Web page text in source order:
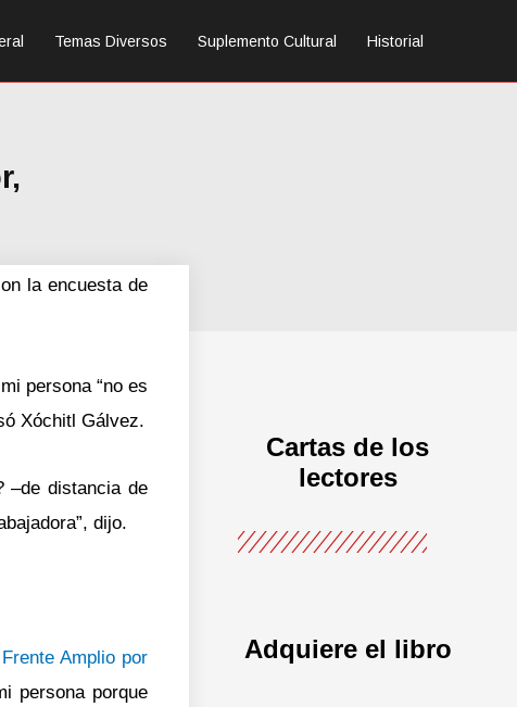
Temas Diversos Suplemento Cultural Historial
la encuesta de
persona “no es
Xóchitl Gálvez.
–de distancia de
dijo.
Frente Amplio por
persona porque
Cartas de los
lectores
Adquiere el libro